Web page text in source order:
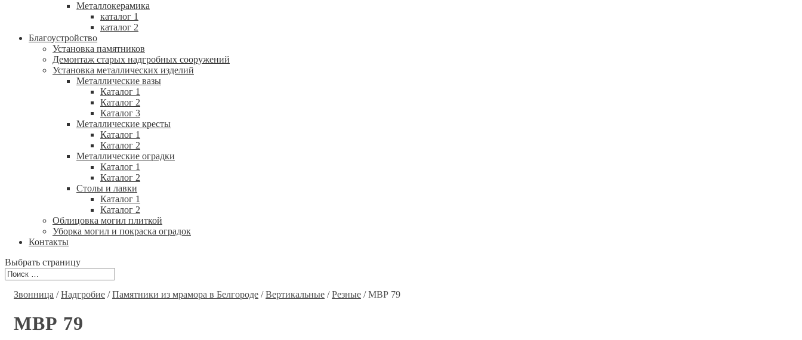
Металлокерамика
каталог 1
каталог 2
Благоустройство
Установка памятников
Демонтаж старых надгробных сооружений
Установка металлических изделий
Металлические вазы
Каталог 1
Каталог 2
Каталог 3
Металлические кресты
Каталог 1
Каталог 2
Металлические оградки
Каталог 1
Каталог 2
Столы и лавки
Каталог 1
Каталог 2
Облицовка могил плиткой
Уборка могил и покраска оградок
Контакты
Выбрать страницу
Звонница /Надгробие /Памятники из мрамора в Белгороде /Вертикальные /Резные / МВР 79
МВР 79